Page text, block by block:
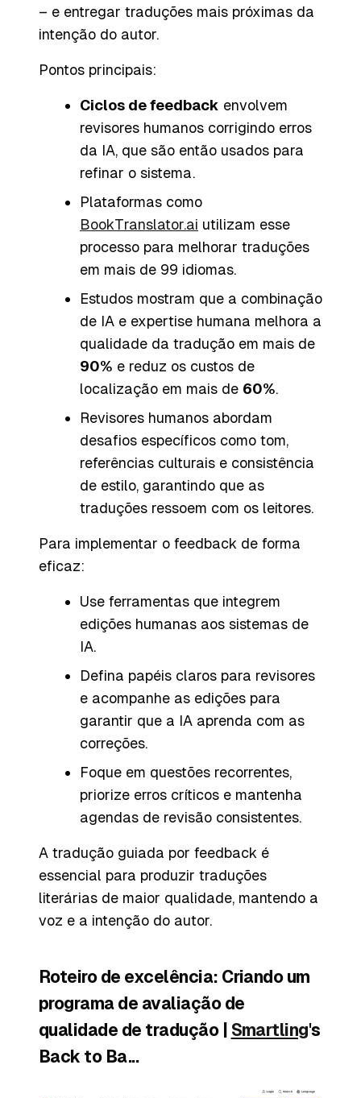
– e entregar traduções mais próximas da
intenção do autor.
Pontos principais:
Ciclos de feedback envolvem
revisores humanos corrigindo erros
da IA, que são então usados para
refinar o sistema.
Plataformas como
BookTranslator.ai utilizam esse
processo para melhorar traduções
em mais de 99 idiomas.
Estudos mostram que a combinação
de IA e expertise humana melhora a
qualidade da tradução em mais de
90% e reduz os custos de
localização em mais de 60%.
Revisores humanos abordam
desafios específicos como tom,
referências culturais e consistência
de estilo, garantindo que as
traduções ressoem com os leitores.
Para implementar o feedback de forma
eficaz:
Use ferramentas que integrem
edições humanas aos sistemas de
IA.
Defina papéis claros para revisores
e acompanhe as edições para
garantir que a IA aprenda com as
correções.
Foque em questões recorrentes,
priorize erros críticos e mantenha
agendas de revisão consistentes.
A tradução guiada por feedback é
essencial para produzir traduções
literárias de maior qualidade, mantendo a
voz e a intenção do autor.
Roteiro de excelência: Criando um
programa de avaliação de
qualidade de tradução | Smartling's
Back to Ba...